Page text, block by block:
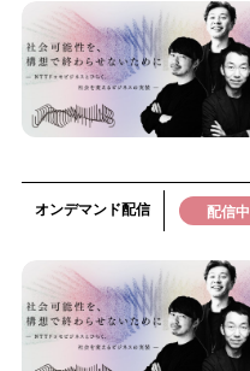
オンデマンド配信 配信中